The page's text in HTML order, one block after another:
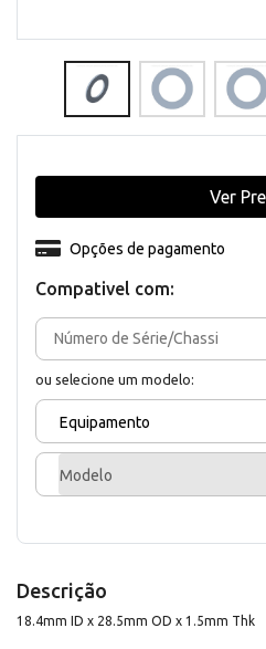
Compativel com:
ou selecione um modelo:
Equipamento
Modelo
Opções de pagamento
Ver
Descrição
18.4mm ID x 28.5mm OD x 1.5mm Thk